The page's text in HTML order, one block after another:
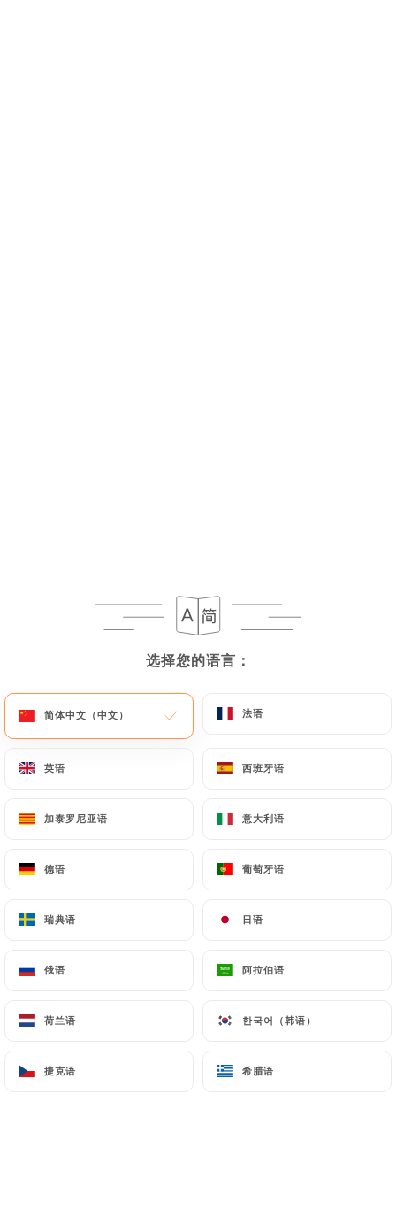
选择您的语言：
简体中文（中文） 法语
英语 西班牙语
加泰罗尼亚语 意大利语
德语 葡萄牙语
瑞典语 日语
俄语 阿拉伯语
荷兰语 한국어（韩语）
捷克语 希腊语
选择您的语言：
简体中文（中文） 法语
英语 西班牙语
加泰罗尼亚语 意大利语
德语 葡萄牙语
瑞典语 日语
俄语 阿拉伯语
荷兰语 한국어（韩语）
捷克语 希腊语